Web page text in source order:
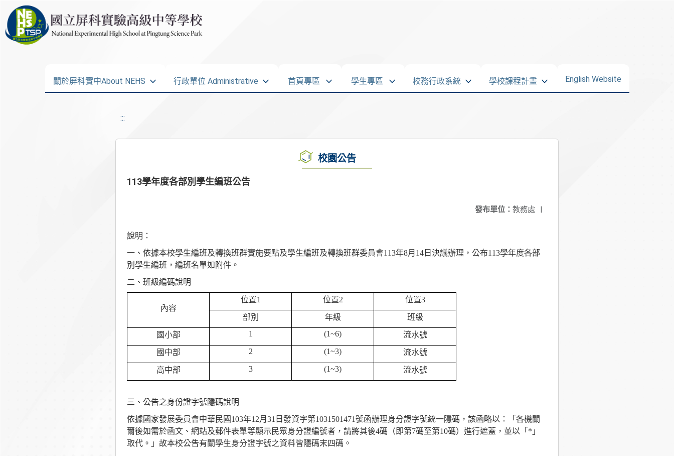
關於屏科實中About NEHS 行政單位 Administrative 首頁專區 學生專區 校務行政系統 學校課程計畫 English Website
:::
校園公告
113學年度各部別學生編班公告
發布單位： 教務處 |
說明：
一、依據本校學生編班及轉換班群實施要點及學生編班及轉換班群委員會113年8月14日決議辦理，公布113學年度各部
別學生編班，編班名單如附件。
二、 班級編碼說明
內容
位置1 位置2 位置3
部別 年級 班級
國小部 1 (1~6) 流水號
國中部 2 (1~3) 流水號
高中部 3 (1~3) 流水號
三、公告之身份證字號隱碼說明
依據國家發展委員會中華民國103年12月31日發資字第1031501471號函辦理身分證字號統一隱碼，該函略以：「各機關
爾後如需於函文、網站及郵件表單等顯示民眾身分證編號者，請將其後4碼（即第7碼至第10碼）進行遮蓋，並以「*」
取代。」故本校公告有關學生身分證字號之資料皆隱碼末四碼。